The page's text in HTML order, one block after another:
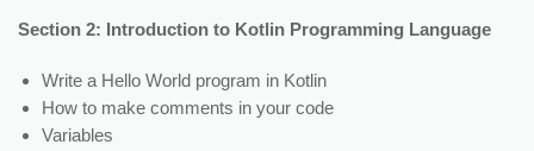
Section 2: Introduction to Kotlin Programming Language
Write a Hello World program in Kotlin
How to make comments in your code
Variables